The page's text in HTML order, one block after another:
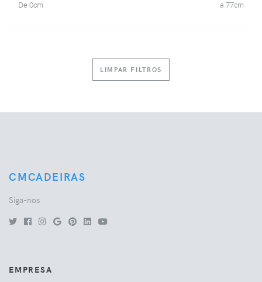
De0cm a 77cm
LIMPAR FILTROS
CMCADEIRAS
Siga-nos
EMPRESA